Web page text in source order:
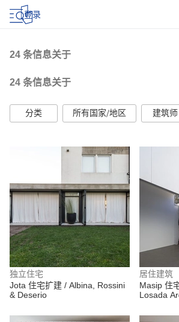
登录
24 条信息关于
24 条信息关于
分类 所有国家/地区 建筑师
独立住宅
Jota 住宅扩建 / Albina, Rossini
& Deserio
居住建筑
Masip 住
Losada